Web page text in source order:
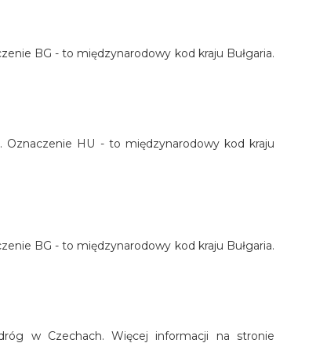
BG - to międzynarodowy kod kraju Bułgaria.
HU - to międzynarodowy kod kraju
BG - to międzynarodowy kod kraju Bułgaria.
w Czechach. Więcej informacji na stronie